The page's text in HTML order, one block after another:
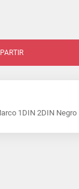
1DIN 2DIN Negro